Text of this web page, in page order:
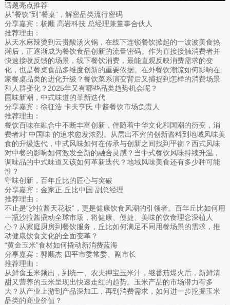
话题亮点推荐
从”餐饮”到”餐桌”，解密品类流行密码
分享嘉宾：杨顺 高岩科技 总经理兼董事合伙人
推荐理由：
从天水麻辣烫到云贵酸汤火锅，在线下连锁餐饮掀起的一波波美食热
潮后，正逐渐成为餐饮食品创新的流量密码。作为直接接触消费者并
快速接收反馈的场景，线下餐饮消费，最能直观反映消费需求的变
化，也是餐桌食品多维度创新的重要依据。在外餐饮潮流如何影响在
家餐桌品类的进化升级？餐饮菜系演变背后又捕捉到怎样的消费场景
和人群变化？2025年又有哪些品类趋势机会呢？
国味新潮，中式味道的革新迭代
分享嘉宾：徐征浩 卡夫亨氏 中酱餐饮市场负责人
推荐理由：
餐饮百味在融合中不断丰富创新，伴随着中华文化和国潮的衍变，消
费者对“中国味”的追求愈发浓烈。从层出不穷的创新酱料到地域风味美
食的升级迭代，中式风味如何在传承与创新之间找到平衡？西式风味
对中餐的影响如何激发全新的融合灵感？当中式餐饮风味持续升温，
调味品的中式味道又该如何革新迭代？地域风味美食还有多少种可能
性？
守味创新，百年丘比的匠心与突破
分享嘉宾：金家正 丘比中国 副总经理
推荐理由：
不止是“沙拉酱天花板”，更是健康饮食风潮的引领者。百年丘比如何用
一瓶沙拉酱撬动全球市场，将健康、便捷、美味的饮食理念深植人
心？从家庭厨房到餐饮服务，丘比如何满足不同用餐场景的需求，推
动健康饮食文化的全面变革？
“黄金玉米”食材如何撬动新消费蓝海
分享嘉宾：郭顺杰 四平市委常委、副市长
推荐理由：
从鲜食玉米频出，到统一、农夫押宝玉米汁，继番茄爆火后，新鲜清
甜又营养的玉米呈现出快速走红的趋势。玉米产品的市场潜力有多
大？从产业上游到产品深加工，再到消费需求，如何进一步挖掘玉米
品类的商业价值？